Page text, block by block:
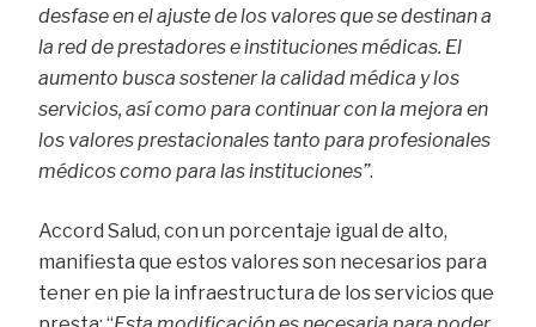
desfase en el ajuste de los valores que se destinan a
la red de prestadores e instituciones médicas. El
aumento busca sostener la calidad médica y los
servicios, así como para continuar con la mejora en
los valores prestacionales tanto para profesionales
médicos como para las instituciones”.
Accord Salud, con un porcentaje igual de alto,
manifiesta que estos valores son necesarios para
tener en pie la infraestructura de los servicios que